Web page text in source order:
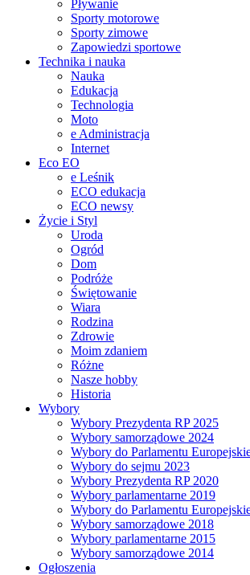
Pływanie
Sporty motorowe
Sporty zimowe
Zapowiedzi sportowe
Technika i nauka
Nauka
Edukacja
Technologia
Moto
e Administracja
Internet
Eco EO
e Leśnik
ECO edukacja
ECO newsy
Życie i Styl
Uroda
Ogród
Dom
Podróże
Świętowanie
Wiara
Rodzina
Zdrowie
Moim zdaniem
Różne
Nasze hobby
Historia
Wybory
Wybory Prezydenta RP 2025
Wybory samorządowe 2024
Wybory do Parlamentu
Wybory do sejmu 2023
Wybory Prezydenta RP 2020
Wybory parlamentarne 2019
Wybory do Parlamentu
Wybory samorządowe 2018
Wybory parlamentarne 2015
Wybory samorządowe 2014
Ogłoszenia